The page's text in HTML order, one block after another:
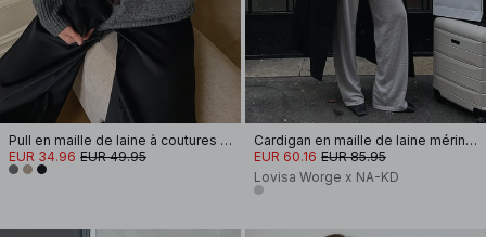
Pull en maille de laine à coutures contrastantes
EUR 34.96 EUR 49.95
Cardigan en maille de laine mérinos boutonné
EUR 60.16 EUR 85.95
Lovisa Worge x NA-KD